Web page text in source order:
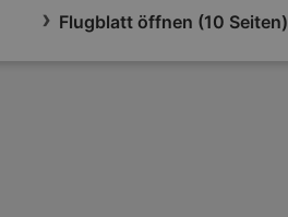
Flugblatt öffnen (10 Seiten)